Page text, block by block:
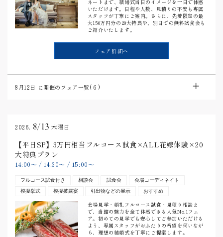
ネートまで、結婚式当日のイメージを一日で体感
いただけます。日程や人数、見積りの不安も専属
スタッフが丁寧にご案内。さらに、先着限定の最
大150万円分の20大特典や、別日での無料試食会も
ご紹介いたします。
フェア詳細へ
8月12日 に開催のフェア一覧(6 )
2026. 8/13 木曜日
【平日SP】3万円相当フルコース試食×ALL花嫁体験×20
大特典プラン
14:00〜 / 14:30〜 / 15:00〜
フルコース試食付き 相談会 試食会
会場コーディネイト
模擬挙式
模擬披露宴 引出物などの展示 おすすめ
会場見学・婚礼フルコース試食・見積り相談ま
で、当館の魅力を全て体感できる人気No.1フェ
ア。初めての見学でも安心してご参加いただける
よう、専属スタッフがおふたりの希望を伺いなが
ら、理想の結婚式を丁寧にご提案します。